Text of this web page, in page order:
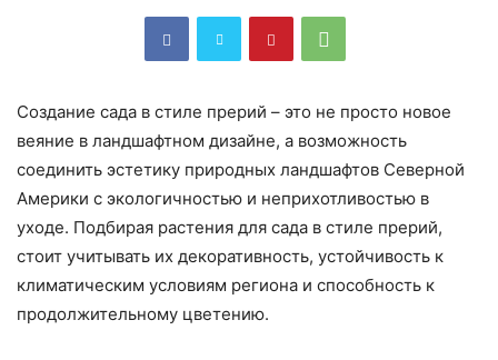
Создание сада в стиле прерий – это не просто новое
веяние в ландшафтном дизайне, а возможность
соединить эстетику природных ландшафтов Северной
Америки с экологичностью и неприхотливостью в
уходе. Подбирая растения для сада в стиле прерий,
стоит учитывать их декоративность, устойчивость к
климатическим условиям региона и способность к
продолжительному цветению.